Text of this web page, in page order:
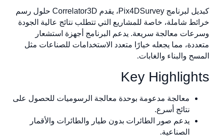
كبديل لبرنامج Pix4DSurvey، يقدم Correlator3D حلول رسم
شاملة، خاصة للمشاريع التي تتطلب نتائج عالية الجودة
معالجة سريعة. يدعم البرنامج أجهزة استشعار
مما يجعله خيارًا متعدد الاستخدامات للصناعات مثل
والبناء والغابات.
Key
معالجة مدعومة بوحدة معالجة الرسوميات للحصول على
نتائج أسرع.
يدعم صور الطائرات بدون طيار والطائرات والأقمار
الصناعية.